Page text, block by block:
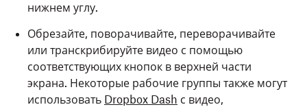
нижнем углу.
Обрезайте, поворачивайте, переворачивайте
или транскрибируйте видео с помощью
соответствующих кнопок в верхней части
экрана. Некоторые рабочие группы также могут
использовать Dropbox Dash с видео,